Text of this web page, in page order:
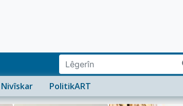
Nivîskar PolitikART